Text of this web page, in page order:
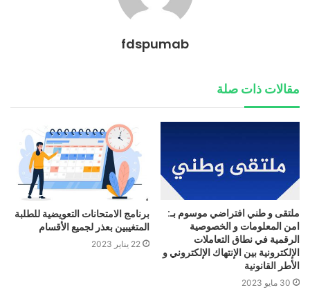
fdspumab
مقالات ذات صلة
ملتقى و طني افتراضي موسوم بـ:
امن المعلومات و الخصوصية
الرقمية في نطاق التعاملات
الإلكترونية بين الإنتهاك الإلكتروني و
الأطر القانونية
30 مايو 2023
برنامج الامتحانات التعويضية للطلبة
المتغيبين بعذر لجميع الأقسام‎‎
22 يناير 2023